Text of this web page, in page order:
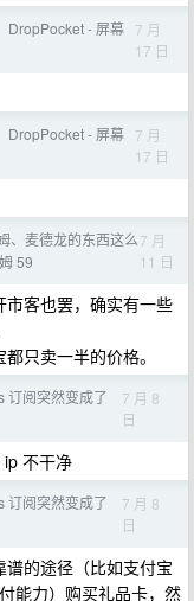
DropPocket - 屏幕 7 月
17 日
DropPocket - 屏幕 7 月
17 日
、麦德龙的东西这么
59
7 月
11 日
客也罢，确实有一些
只卖一半的价格。
订阅突然变成了
7 月 8
日
不干净
订阅突然变成了
7 月 8
日
的途径（比如支付宝
能力）购买礼品卡，然